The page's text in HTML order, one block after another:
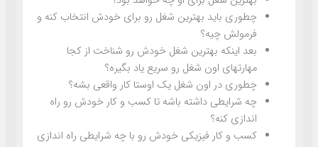
چطوری باید بهترین شغل رو برای خودش انتخاب کنه و
فرمولش چیه؟
بعد اینکه بهترین شغل خودش رو شناخت از کجا
مهارتهای اون شغل رو سریع یاد بگیره؟
چطوری در اون شغل یک اوستا کار واقعی بشه؟
چه شرایطی داشته باشه تا کسب و کار خودش رو راه
اندازی کنه؟
کسب و کار فیزیکی خودش رو با چه شرایطی راه اندازی